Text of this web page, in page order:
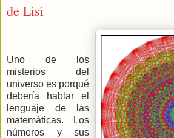
de Lisi
Uno de los
misterios del
universo es porqué
debería hablar el
lenguaje de las
matemáticas. Los
números y sus